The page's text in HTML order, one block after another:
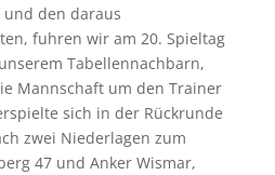
und den daraus
fuhren wir am 20. Spieltag
Tabellennachbarn,
Mannschaft um den Trainer
sich in der Rückrunde
zwei Niederlagen zum
47 und Anker Wismar,